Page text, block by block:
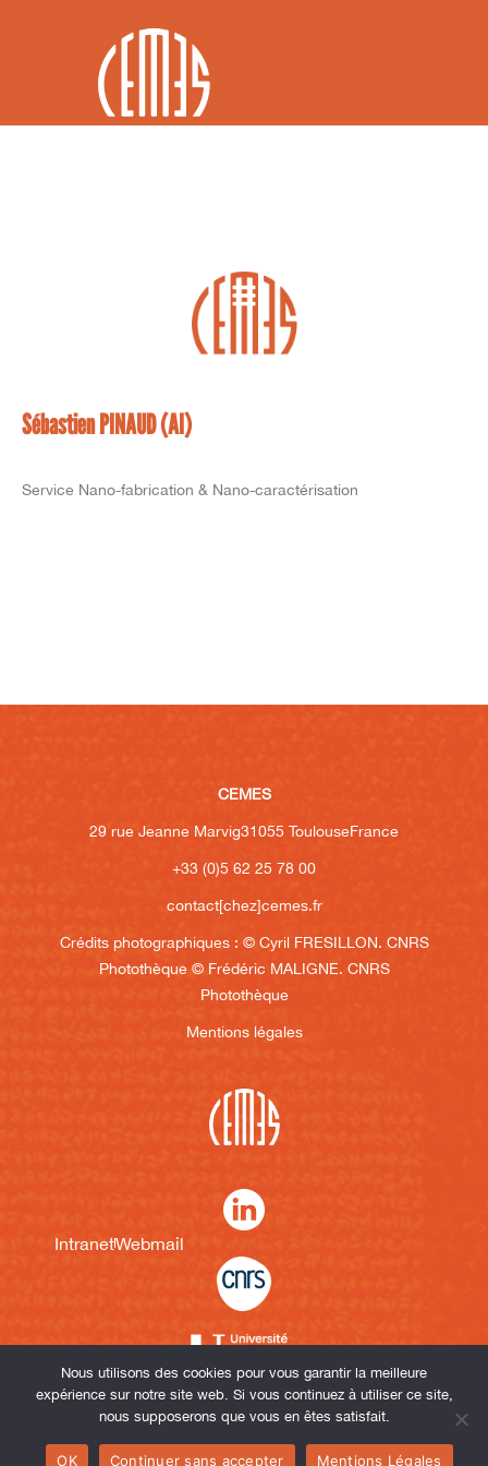
Sébastien PINAUD (AI)
Service Nano-fabrication & Nano-caractérisation
CEMES
29 rue Jeanne Marvig31055 ToulouseFrance
+33 (0)5 62 25 78 00
contact[chez]cemes.fr
Crédits photographiques : © Cyril FRESILLON. CNRS
Photothèque © Frédéric MALIGNE. CNRS
Photothèque
Mentions légales
IntranetWebmail
Nous utilisons des cookies pour vous garantir la meilleure
expérience sur notre site web. Si vous continuez à utiliser ce site,
nous supposerons que vous en êtes satisfait.
OK Continuer sans accepter Mentions Légales